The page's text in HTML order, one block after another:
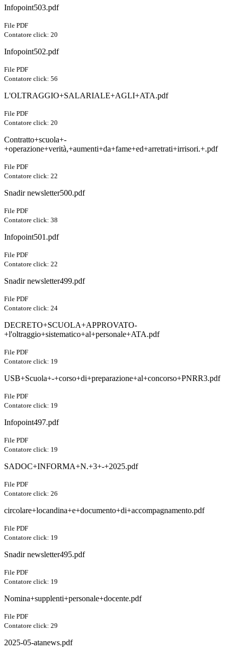
Infopoint503.pdf
File PDF
Contatore click: 20
Infopoint502.pdf
File PDF
Contatore click: 56
L'OLTRAGGIO+SALARIALE+AGLI+ATA.pdf
File PDF
Contatore click: 20
Contratto+scuola+-
+operazione+verità,+aumenti+da+fame+ed+arretrati+irrisori.+.pdf
File PDF
Contatore click: 22
Snadir newsletter500.pdf
File PDF
Contatore click: 38
Infopoint501.pdf
File PDF
Contatore click: 22
Snadir newsletter499.pdf
File PDF
Contatore click: 24
DECRETO+SCUOLA+APPROVATO-
+l'oltraggio+sistematico+al+personale+ATA.pdf
File PDF
Contatore click: 19
USB+Scuola+-+corso+di+preparazione+al+concorso+PNRR3.pdf
File PDF
Contatore click: 19
Infopoint497.pdf
File PDF
Contatore click: 19
SADOC+INFORMA+N.+3+-+2025.pdf
File PDF
Contatore click: 26
circolare+locandina+e+documento+di+accompagnamento.pdf
File PDF
Contatore click: 19
Snadir newsletter495.pdf
File PDF
Contatore click: 19
Nomina+supplenti+personale+docente.pdf
File PDF
Contatore click: 29
2025-05-atanews.pdf